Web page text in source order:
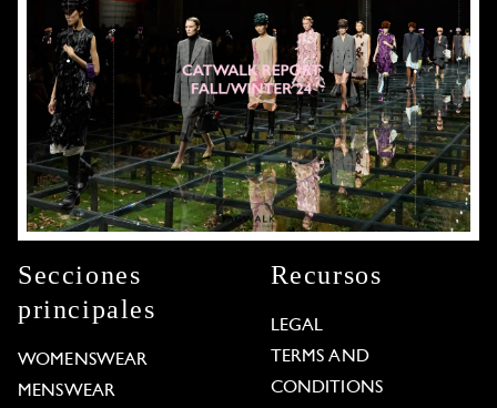
Secciones
principales
WOMENSWEAR
MENSWEAR
Recursos
LEGAL
TERMS AND
CONDITIONS